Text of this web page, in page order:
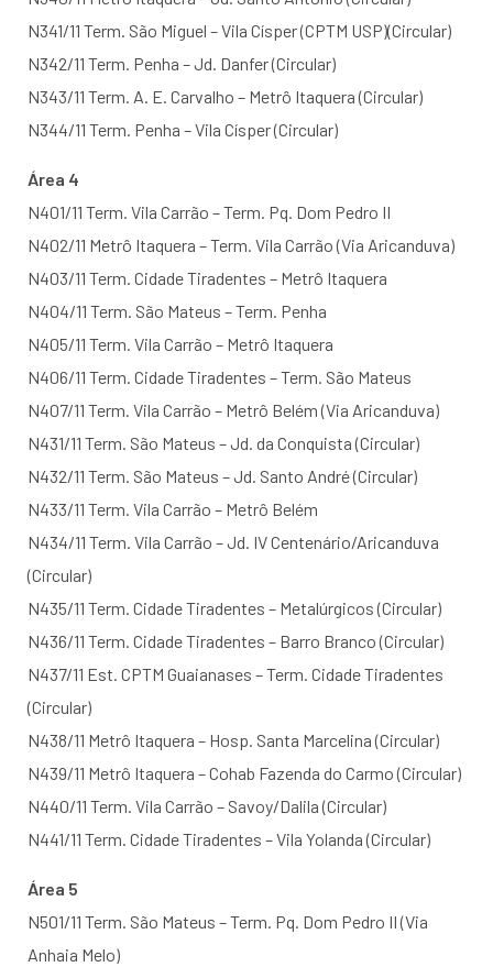
N341/11 Term. São Miguel – Vila Císper (CPTM USP)(Circular)
N342/11 Term. Penha – Jd. Danfer (Circular)
N343/11 Term. A. E. Carvalho – Metrô Itaquera (Circular)
N344/11 Term. Penha – Vila Císper (Circular)
Área 4
N401/11 Term. Vila Carrão – Term. Pq. Dom Pedro II
N402/11 Metrô Itaquera – Term. Vila Carrão (Via Aricanduva)
N403/11 Term. Cidade Tiradentes – Metrô Itaquera
N404/11 Term. São Mateus – Term. Penha
N405/11 Term. Vila Carrão – Metrô Itaquera
N406/11 Term. Cidade Tiradentes – Term. São Mateus
N407/11 Term. Vila Carrão – Metrô Belém (Via Aricanduva)
N431/11 Term. São Mateus – Jd. da Conquista (Circular)
N432/11 Term. São Mateus – Jd. Santo André (Circular)
N433/11 Term. Vila Carrão – Metrô Belém
N434/11 Term. Vila Carrão – Jd. IV Centenário/Aricanduva
(Circular)
N435/11 Term. Cidade Tiradentes – Metalúrgicos (Circular)
N436/11 Term. Cidade Tiradentes – Barro Branco (Circular)
N437/11 Est. CPTM Guaianases – Term. Cidade Tiradentes
(Circular)
N438/11 Metrô Itaquera – Hosp. Santa Marcelina (Circular)
N439/11 Metrô Itaquera – Cohab Fazenda do Carmo (Circular)
N440/11 Term. Vila Carrão – Savoy/Dalila (Circular)
N441/11 Term. Cidade Tiradentes – Vila Yolanda (Circular)
Área 5
N501/11 Term. São Mateus – Term. Pq. Dom Pedro II (Via
Anhaia Melo)